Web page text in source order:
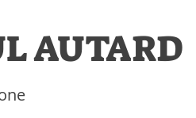
AUTARD